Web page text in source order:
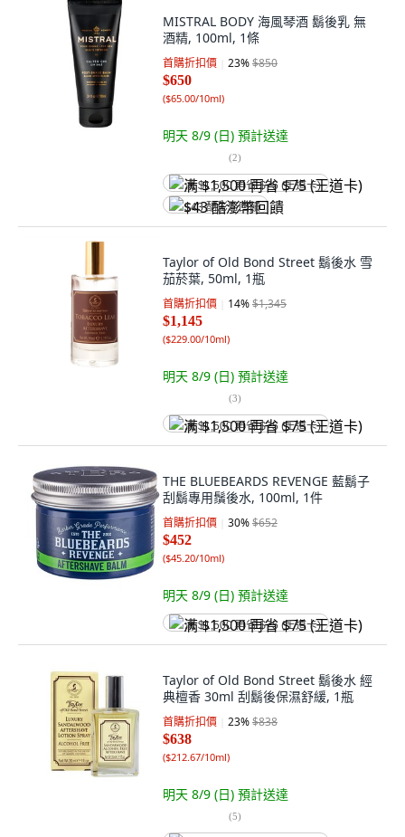
MISTRAL BODY 海風琴酒 鬍後乳 無
酒精, 100ml, 1條
首購折扣價 23%$850
$650
($65.00/10ml)
明天 8/9 (日) 預計送達
(2)
满 $1,500 再省 $75 (王道卡)
$43 酷澎幣回饋
Taylor of Old Bond Street 鬍後水 雪
茄菸葉, 50ml, 1瓶
首購折扣價 14%$1,345
$1,145
($229.00/10ml)
明天 8/9 (日) 預計送達
(3)
满 $1,500 再省 $75 (王道卡)
THE BLUEBEARDS REVENGE 藍鬍子
刮鬍專用鬚後水, 100ml, 1件
首購折扣價 30%$652
$452
($45.20/10ml)
明天 8/9 (日) 預計送達
满 $1,500 再省 $75 (王道卡)
Taylor of Old Bond Street 鬍後水 經
典檀香 30ml 刮鬍後保濕舒緩, 1瓶
首購折扣價 23%$838
$638
($212.67/10ml)
明天 8/9 (日) 預計送達
(5)